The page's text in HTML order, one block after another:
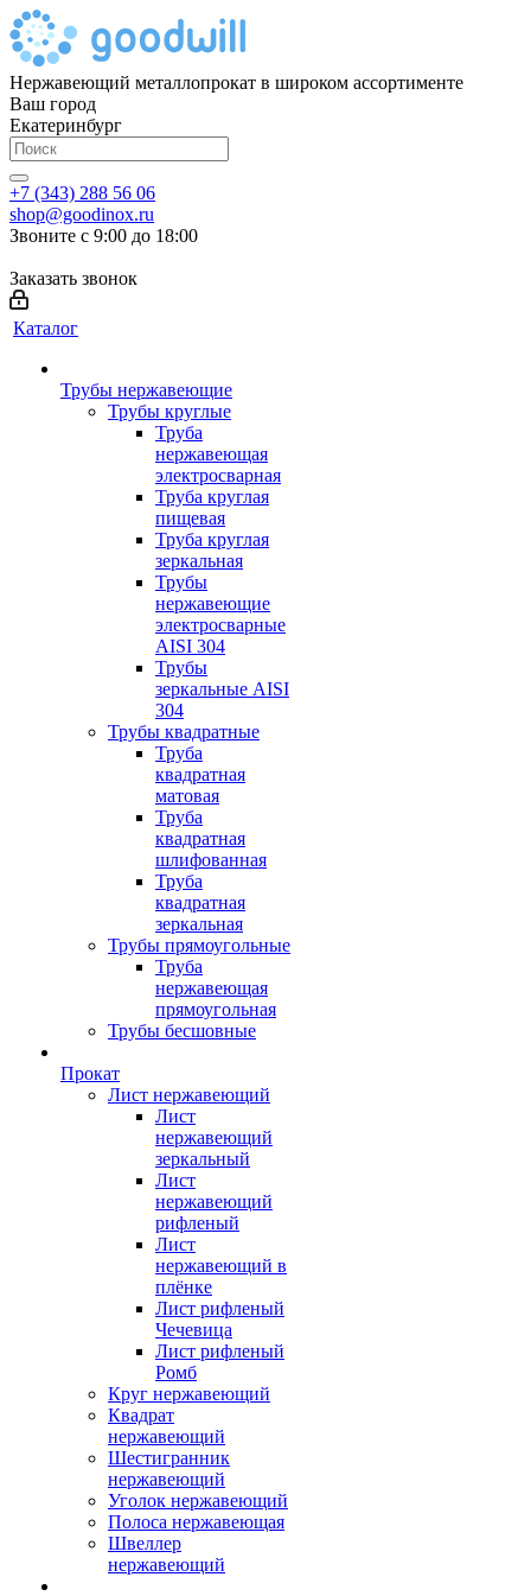
Нержавеющий металлопрокат в широком ассортименте
Ваш город
Екатеринбург
+7 (343) 288 56 06
shop@goodinox.ru
Звоните с 9:00 до 18:00
Заказать звонок
Каталог
Трубы нержавеющие
Трубы круглые
Труба
нержавеющая
электросварная
Труба круглая
пищевая
Труба круглая
зеркальная
Трубы
нержавеющие
электросварные
AISI 304
Трубы
зеркальные AISI
304
Трубы квадратные
Труба
квадратная
матовая
Труба
квадратная
шлифованная
Труба
квадратная
зеркальная
Трубы прямоугольные
Труба
нержавеющая
прямоугольная
Трубы бесшовные
Прокат
Лист нержавеющий
Лист
нержавеющий
зеркальный
Лист
нержавеющий
рифленый
Лист
нержавеющий в
плёнке
Лист рифленый
Чечевица
Лист рифленый
Ромб
Круг нержавеющий
Квадрат
нержавеющий
Шестигранник
нержавеющий
Уголок нержавеющий
Полоса нержавеющая
Швеллер
нержавеющий